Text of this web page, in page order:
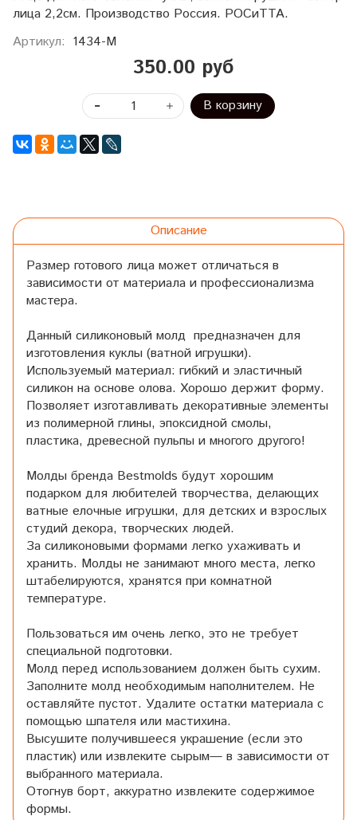
лица 2,2см. Производство Россия. РОСиТТА.
Артикул: 1434-М
350.00 руб
В корзину
Описание
Размер готового лица может отличаться в
зависимости от материала и профессионализма
мастера.
Данный силиконовый молд предназначен для
изготовления куклы (ватной игрушки).
Используемый материал: гибкий и эластичный
силикон на основе олова. Хорошо держит форму.
Позволяет изготавливать декоративные элементы
из полимерной глины, эпоксидной смолы,
пластика, древесной пульпы и многого другого!
Молды бренда Bestmolds будут хорошим
подарком для любителей творчества, делающих
ватные елочные игрушки, для детских и взрослых
студий декора, творческих людей.
За силиконовыми формами легко ухаживать и
хранить. Молды не занимают много места, легко
штабелируются, хранятся при комнатной
температуре.
Пользоваться им очень легко, это не требует
специальной подготовки.
Молд перед использованием должен быть сухим.
Заполните молд необходимым наполнителем. Не
оставляйте пустот. Удалите остатки материала с
помощью шпателя или мастихина.
Высушите получившееся украшение (если это
пластик) или извлеките сырым— в зависимости от
выбранного материала.
Отогнув борт, аккуратно извлеките содержимое
формы.